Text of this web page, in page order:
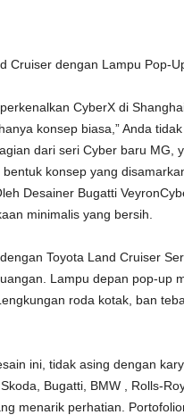
Cruiser dengan Lampu Pop-
CyberX di
konsep biasa,” Anda
dari seri Cyber ​​baru MG,
konsep yang
Desainer Bugatti
minimalis yang bersih.
Toyota Land Cruiser
Lampu depan pop-up
roda kotak, ban
ini, tidak asing dengan
Bugatti, BMW , Rolls-
menarik perhatian.